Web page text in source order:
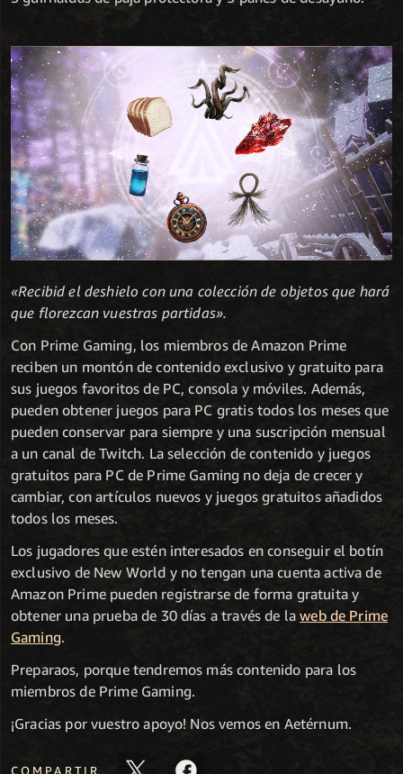
«Recibid el deshielo con una colección de objetos que hará
que florezcan vuestras partidas».
Con Prime Gaming, los miembros de Amazon Prime
reciben un montón de contenido exclusivo y gratuito para
sus juegos favoritos de PC, consola y móviles. Además,
pueden obtener juegos para PC gratis todos los meses que
pueden conservar para siempre y una suscripción mensual
a un canal de Twitch. La selección de contenido y juegos
gratuitos para PC de Prime Gaming no deja de crecer y
cambiar, con artículos nuevos y juegos gratuitos añadidos
todos los meses.
Los jugadores que estén interesados en conseguir el botín
exclusivo de New World y no tengan una cuenta activa de
Amazon Prime pueden registrarse de forma gratuita y
obtener una prueba de 30 días a través de laweb de Prime
Gaming.
Preparaos, porque tendremos más contenido para los
miembros de Prime Gaming.
¡Gracias por vuestro apoyo! Nos vemos en Aetérnum.
COMPARTIR